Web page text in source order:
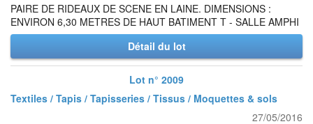
PAIRE DE RIDEAUX DE SCENE EN LAINE. DIMENSIONS :
ENVIRON 6,30 METRES DE HAUT BATIMENT T - SALLE AMPHI
Détail du lot
Lot n° 2009
Textiles / Tapis / Tapisseries / Tissus / Moquettes & sols
27/05/2016